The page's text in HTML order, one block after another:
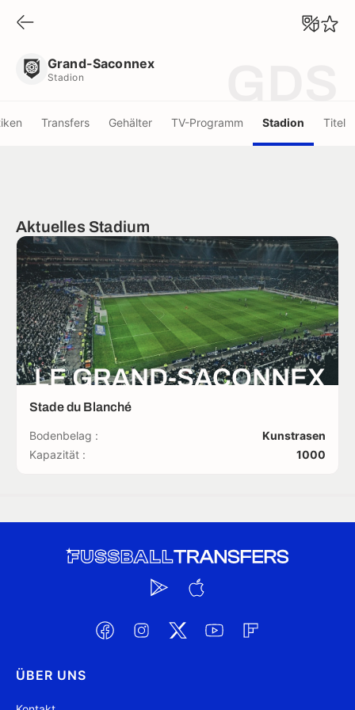
Grand-Saconnex
Stadion
Transfers Gehälter TV-Programm Stadion Titel
Aktuelles Stadium
LE GRAND-SACONNEX
Stade du Blanché
Bodenbelag :
Kunstrasen
Kapazität :
1000
ÜBER UNS